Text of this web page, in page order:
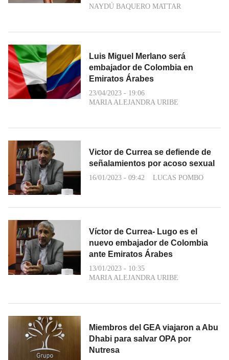
NAYDÚ BAQUERO MATTAR
Luis Miguel Merlano será
embajador de Colombia en
Emiratos Árabes
23/04/2023 - 19:06
MARIA ALEJANDRA URIBE
Victor de Currea se defiende de
señalamientos por acoso sexual
16/01/2023 - 09:42 LUCAS POMBO
Víctor de Currea- Lugo es el
nuevo embajador de Colombia
ante Emiratos Árabes
13/01/2023 - 10:35
MARIA ALEJANDRA URIBE
Miembros del GEA viajaron a Abu
Dhabi para salvar OPA por
Nutresa